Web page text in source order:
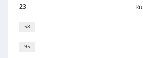
23
58
95